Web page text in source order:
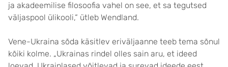
ja akadeemilise filosoofia vahel on see, et sa tegutsed
väljaspool ülikooli,“ ütleb Wendland.
Vene-Ukraina sõda käsitlev eriväljaanne teeb tema sõnul
kõiki kolme. „Ukrainas rindel olles sain aru, et ideed